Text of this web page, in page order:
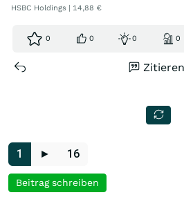
HSBC Holdings | 14,88 €
0 0 0 0
Zitieren
1 ► 16
Beitrag schreiben